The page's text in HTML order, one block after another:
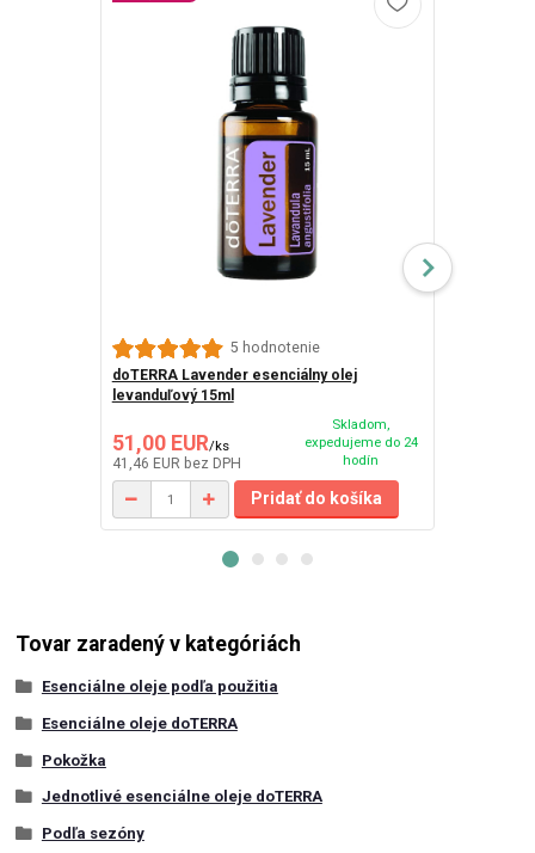
5 hodnotenie
doTERRA Lavender esenciálny olej
levanduľový 15ml
51,00 EUR/ks
41,46 EUR bez DPH
Skladom,
expedujeme do 24
hodín
Pridať do košíka
Tovar zaradený v kategóriách
Esenciálne oleje podľa použitia
Esenciálne oleje doTERRA
Pokožka
Jednotlivé esenciálne oleje doTERRA
Podľa sezóny